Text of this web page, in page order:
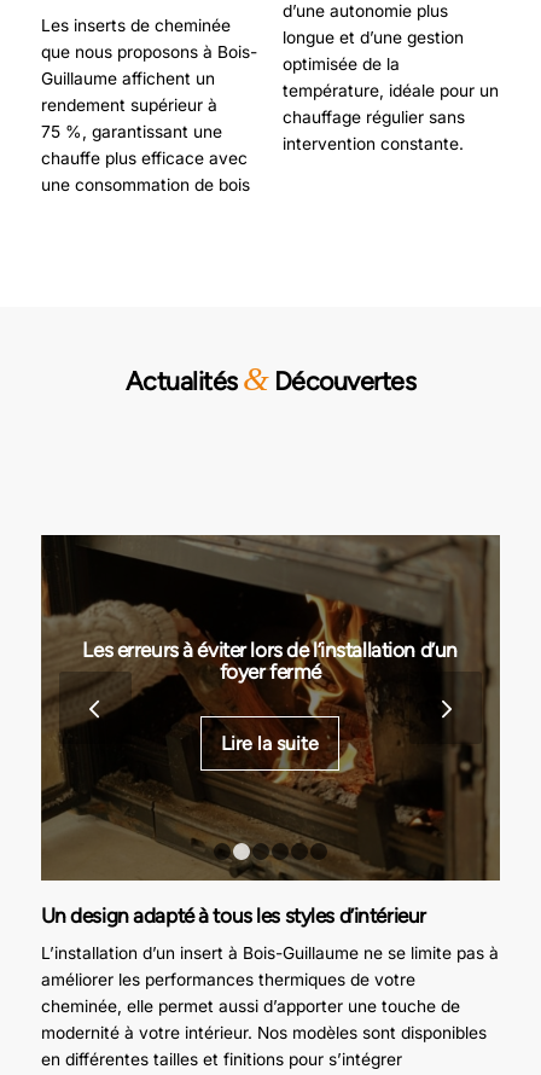
Les inserts de cheminée
que nous proposons à Bois-
Guillaume affichent un
rendement supérieur à
75 %, garantissant une
chauffe plus efficace avec
une consommation de bois
d’une autonomie plus
longue et d’une gestion
optimisée de la
température, idéale pour un
chauffage régulier sans
intervention constante.
Actualités &Découvertes
Les erreurs à éviter lors de l’installation d’un
foyer fermé
Lire la suite
2 3 4 5 6
Un design adapté à tous les styles d’intérieur
L’installation d’un insert à Bois-Guillaume ne se limite pas à
améliorer les performances thermiques de votre
cheminée, elle permet aussi d’apporter une touche de
modernité à votre intérieur. Nos modèles sont disponibles
en différentes tailles et finitions pour s’intégrer